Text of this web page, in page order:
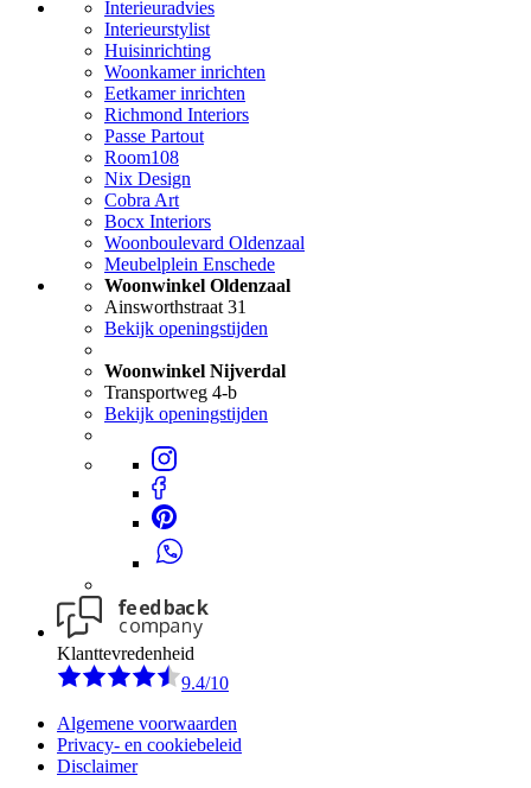
Interieuradvies
Interieurstylist
Huisinrichting
Woonkamer inrichten
Eetkamer inrichten
Richmond Interiors
Passe Partout
Room108
Nix Design
Cobra Art
Bocx Interiors
Woonboulevard Oldenzaal
Meubelplein Enschede
Woonwinkel Oldenzaal
Ainsworthstraat 31
Bekijk openingstijden
Woonwinkel Nijverdal
Transportweg 4-b
Bekijk openingstijden
Klanttevredenheid
9.4/10
Algemene voorwaarden
Privacy- en cookiebeleid
Disclaimer